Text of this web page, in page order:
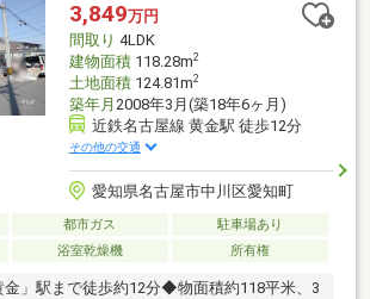
店」まで徒歩約6分、毎日のお買い物に便
ントです！
3,849万円
間取り 4LDK
建物面積118.28m2
土地面積124.81m2
築年月 2008年3月(築18年6ヶ月)
近鉄名古屋線 黄金駅 徒歩12分
その他の交通
愛知県名古屋市中川区愛知町
都市ガス
駐車場あり
浴室乾燥機 所有権
」駅まで徒歩約12分◆物面積約118平米、3